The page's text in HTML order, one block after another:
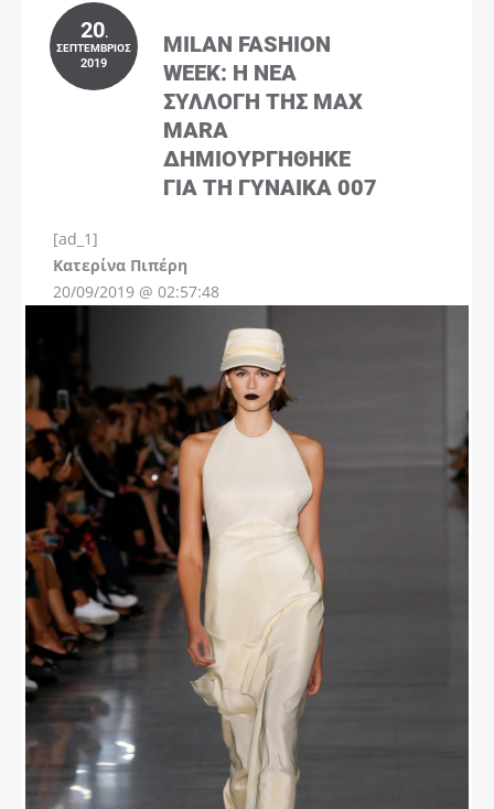
20.
ΣΕΠΤΈΜΒΡΙΟΣ
2019
MILAN FASHION
WEEK: Η ΝΈΑ
ΣΥΛΛΟΓΉ ΤΗΣ MAX
MARA
ΔΗΜΙΟΥΡΓΉΘΗΚΕ
ΓΙΑ ΤΗ ΓΥΝΑΊΚΑ 007
[ad_1]
Kατερίνα Πιπέρη
20/09/2019 @ 02:57:48